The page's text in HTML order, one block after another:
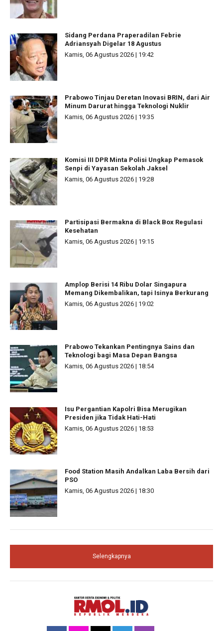
Sidang Perdana Praperadilan Febrie
Adriansyah Digelar 18 Agustus
Kamis, 06 Agustus 2026 | 19:42
Prabowo Tinjau Deretan Inovasi BRIN, dari Air
Minum Darurat hingga Teknologi Nuklir
Kamis, 06 Agustus 2026 | 19:35
Komisi III DPR Minta Polisi Ungkap Pemasok
Senpi di Yayasan Sekolah Jaksel
Kamis, 06 Agustus 2026 | 19:28
Partisipasi Bermakna di Black Box Regulasi
Kesehatan
Kamis, 06 Agustus 2026 | 19:15
Amplop Berisi 14 Ribu Dolar Singapura
Memang Dikembalikan, tapi Isinya Berkurang
Kamis, 06 Agustus 2026 | 19:02
Prabowo Tekankan Pentingnya Sains dan
Teknologi bagi Masa Depan Bangsa
Kamis, 06 Agustus 2026 | 18:54
Isu Pergantian Kapolri Bisa Merugikan
Presiden jika Tidak Hati-Hati
Kamis, 06 Agustus 2026 | 18:53
Food Station Masih Andalkan Laba Bersih dari
PSO
Kamis, 06 Agustus 2026 | 18:30
Selengkapnya